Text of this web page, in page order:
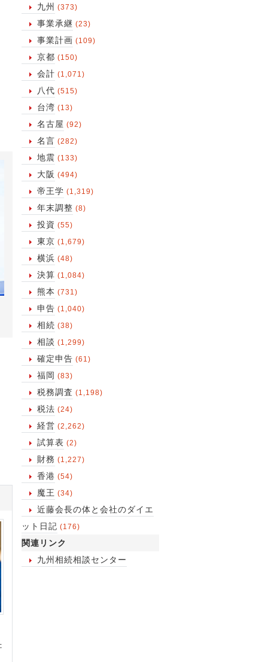
九州 (373)
事業承継 (23)
事業計画 (109)
京都 (150)
会計 (1,071)
八代 (515)
台湾 (13)
名古屋 (92)
名言 (282)
地震 (133)
大阪 (494)
帝王学 (1,319)
年末調整 (8)
投資 (55)
東京 (1,679)
横浜 (48)
決算 (1,084)
熊本 (731)
申告 (1,040)
相続 (38)
相談 (1,299)
確定申告 (61)
福岡 (83)
税務調査 (1,198)
税法 (24)
経営 (2,262)
試算表 (2)
財務 (1,227)
香港 (54)
魔王 (34)
近藤会長の体と会社のダイエ
ット日記 (176)
関連リンク
九州相続相談センター